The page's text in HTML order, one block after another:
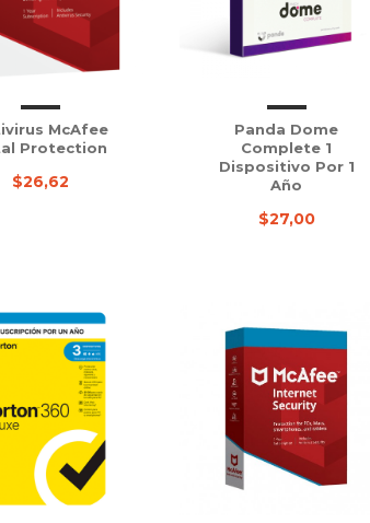
McAfee
Protection
$26,62
Panda Dome
Complete 1
Dispositivo Por 1
Año
$27,00